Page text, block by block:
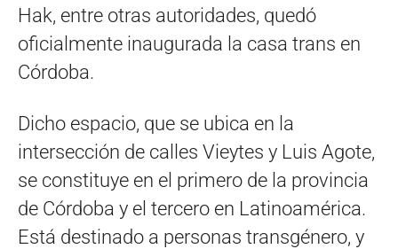
Hak, entre otras autoridades, quedó
oficialmente inaugurada la casa trans en
Córdoba.
Dicho espacio, que se ubica en la
intersección de calles Vieytes y Luis Agote,
se constituye en el primero de la provincia
de Córdoba y el tercero en Latinoamérica.
Está destinado a personas transgénero, y